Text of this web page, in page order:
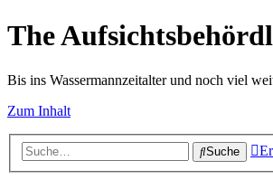
The
Bis ins Wassermannzeitalter und noch viel
Zum Inhalt
Suche